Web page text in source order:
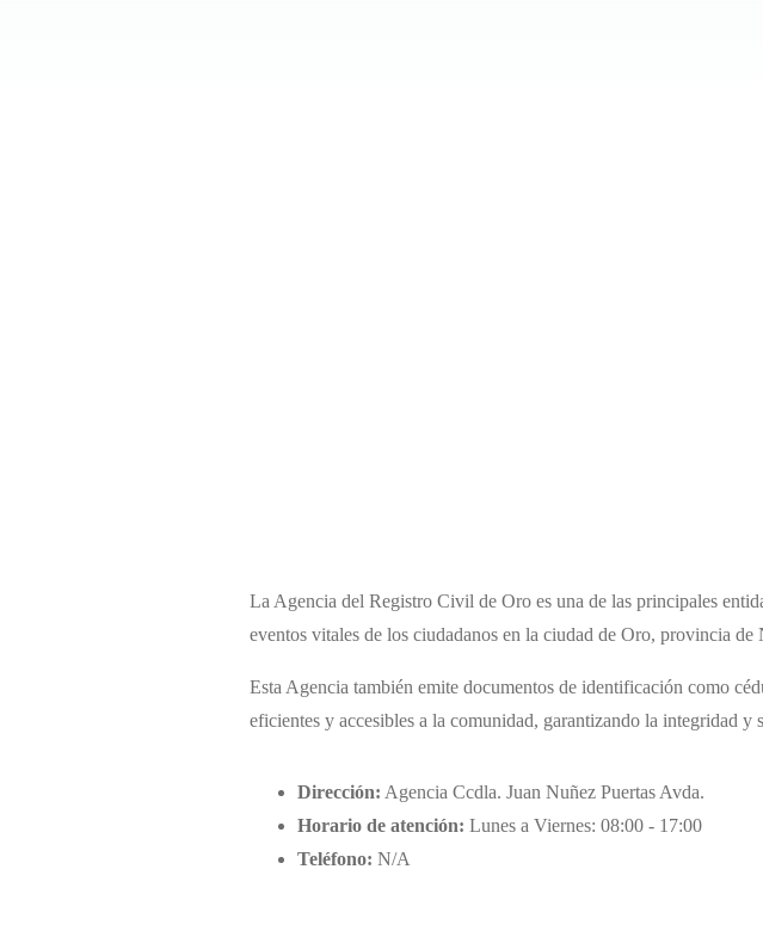
La Agencia del Registro Civil de Oro es una de las principales
eventos vitales de los ciudadanos en la ciudad de Oro, provincia de
Esta Agencia también emite documentos de identificación como
eficientes y accesibles a la comunidad, garantizando la integridad y
Dirección: Agencia Ccdla. Juan Nuñez Puertas Avda.
Horario de atención: Lunes a Viernes: 08:00 - 17:00
Teléfono: N/A